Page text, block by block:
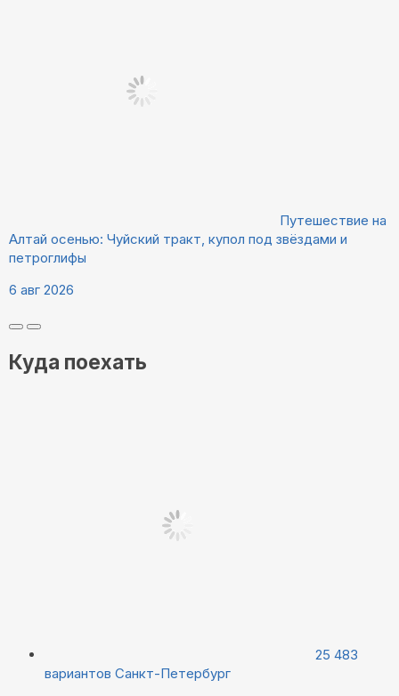
Путешествие на
Алтай осенью: Чуйский тракт, купол под звёздами и
петроглифы
6 авг 2026
Куда поехать
25 483
вариантов Санкт-Петербург